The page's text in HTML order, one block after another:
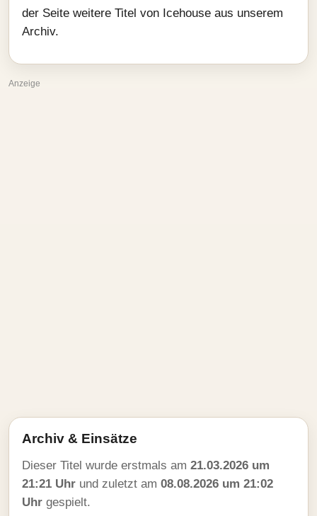
der Seite weitere Titel von Icehouse aus unserem
Archiv.
Anzeige
Archiv & Einsätze
Dieser Titel wurde erstmals am 21.03.2026 um
21:21 Uhr und zuletzt am 08.08.2026 um 21:02
Uhr gespielt.